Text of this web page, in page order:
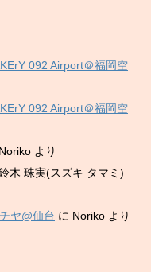
092 Airport＠福岡空
092 Airport＠福岡空
Noriko より
木 珠実(スズキ タマミ)
ヤ@仙台 に Noriko より